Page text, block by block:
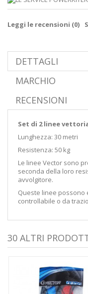
Leggi le recensioni (0)
DETTAGLI
MARCHIO
RECENSIONI
Set di 2 linee
Lunghezza: 30 metri
Resistenza: 50 kg
Le linee Vector sono
seconda della loro
avvolgitore.
Queste linee possono
controllabile o da
30 ALTRI